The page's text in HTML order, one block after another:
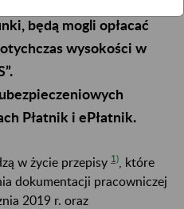
będą mogli opłacać
wysokości w
Płatnik i ePłatnik.
w życie przepisy 1) , które
dokumentacji pracowniczej
2019 r. oraz